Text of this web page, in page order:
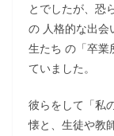
とでしたが、恐
の 人格的な出会
生たち の「卒業
ていました。
彼らをして「私
懐と、生徒や教